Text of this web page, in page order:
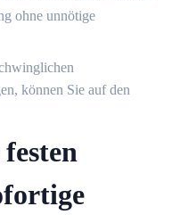
ohne unnötige
können Sie auf den